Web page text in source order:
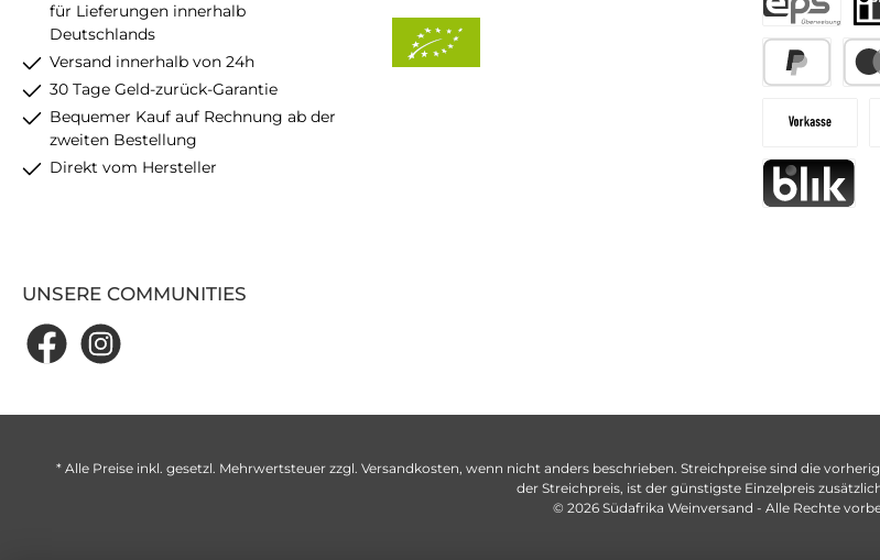
für Lieferungen innerhalb
Deutschlands
Versand innerhalb von 24h
30 Tage Geld-zurück-Garantie
Bequemer Kauf auf Rechnung ab der
zweiten Bestellung
Direkt vom Hersteller
UNSERE COMMUNITIES
* Alle Preise inkl. gesetzl. Mehrwertsteuer zzgl. Versandkosten, wenn nicht anders beschrieben. Streichpreise sind die
der Streichpreis, ist der günstigste Einzelpreis
© 2026 Südafrika Weinversand - Alle Rechte